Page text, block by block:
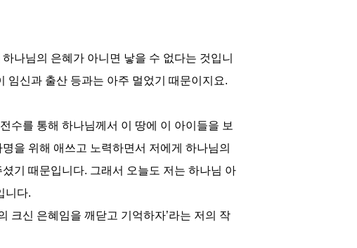
나님의 은혜가 아니면 낳을 수 없다는 것입니
임신과 출산 등과는 아주 멀었기 때문이지요.
수를 통해 하나님께서 이 땅에 이 아이들을 보
을 위해 애쓰고 노력하면서 저에게 하나님의
기 때문입니다. 그래서 오늘도 저는 하나님 아
니다.
크신 은혜임을 깨닫고 기억하자’라는 저의 작